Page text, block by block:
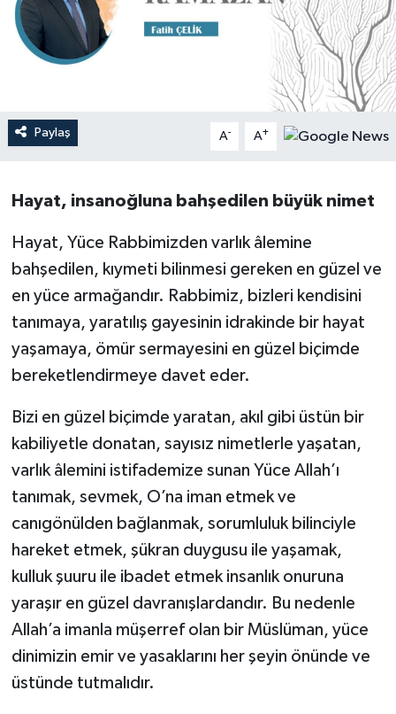
Paylaş A- A+
Hayat, insanoğluna bahşedilen büyük nimet
Hayat, Yüce Rabbimizden varlık âlemine
bahşedilen, kıymeti bilinmesi gereken en güzel ve
en yüce armağandır. Rabbimiz, bizleri kendisini
tanımaya, yaratılış gayesinin idrakinde bir hayat
yaşamaya, ömür sermayesini en güzel biçimde
bereketlendirmeye davet eder.
Bizi en güzel biçimde yaratan, akıl gibi üstün bir
kabiliyetle donatan, sayısız nimetlerle yaşatan,
varlık âlemini istifademize sunan Yüce Allah’ı
tanımak, sevmek, O’na iman etmek ve
canıgönülden bağlanmak, sorumluluk bilinciyle
hareket etmek, şükran duygusu ile yaşamak,
kulluk şuuru ile ibadet etmek insanlık onuruna
yaraşır en güzel davranışlardandır. Bu nedenle
Allah’a imanla müşerref olan bir Müslüman, yüce
dinimizin emir ve yasaklarını her şeyin önünde ve
üstünde tutmalıdır.
Ardahan Müftülüğü
Aydın Müftülüğü
Bartın Müftülüğü
Bayburt Müftülüğü
Bilecik Müftülüğü
Bitlis Müftülüğü
Burdur Müftülüğü
Bursa Müftülüğü
Çankırı Müftülüğü
Kudüs
Mukabele
Ramazan
Zekat
Hutbeler
DİYANET GENÇLİK
DEPREM
Eğitim
Kültür-Sanat
Sağlık
Ekonomi
Duyurular
Bilim, Teknoloji